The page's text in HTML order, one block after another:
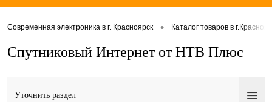
Современная электроника в г. Красноярск • Каталог товаров в
Спутниковый Интернет от НТВ Плюс
Уточнить раздел